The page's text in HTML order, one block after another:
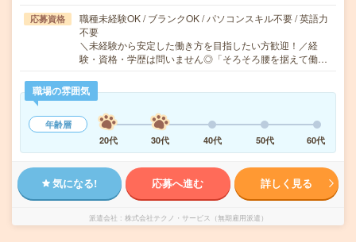
応募資格
職種未経験OK / ブランクOK / パソコンスキル不要 / 英語力
不要
＼未経験から安定した働き方を目指したい方歓迎！／経
験・資格・学歴は問いません◎「そろそろ腰を据えて働…
職場の雰囲気
年齢層
20代
30代 40代 50代 60代
気になる! 応募へ進む 詳しく見る
派遣会社 株式会社テクノ・サービス（無期雇用派遣）